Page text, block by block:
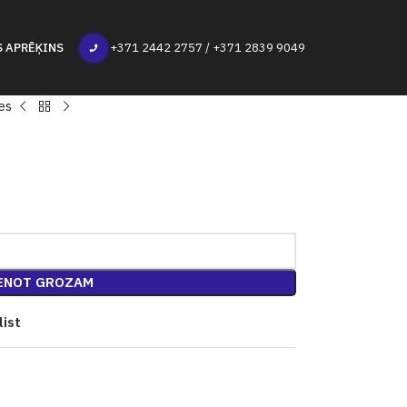
+371 2442 2757 / +371 2839 9049
GROZAM